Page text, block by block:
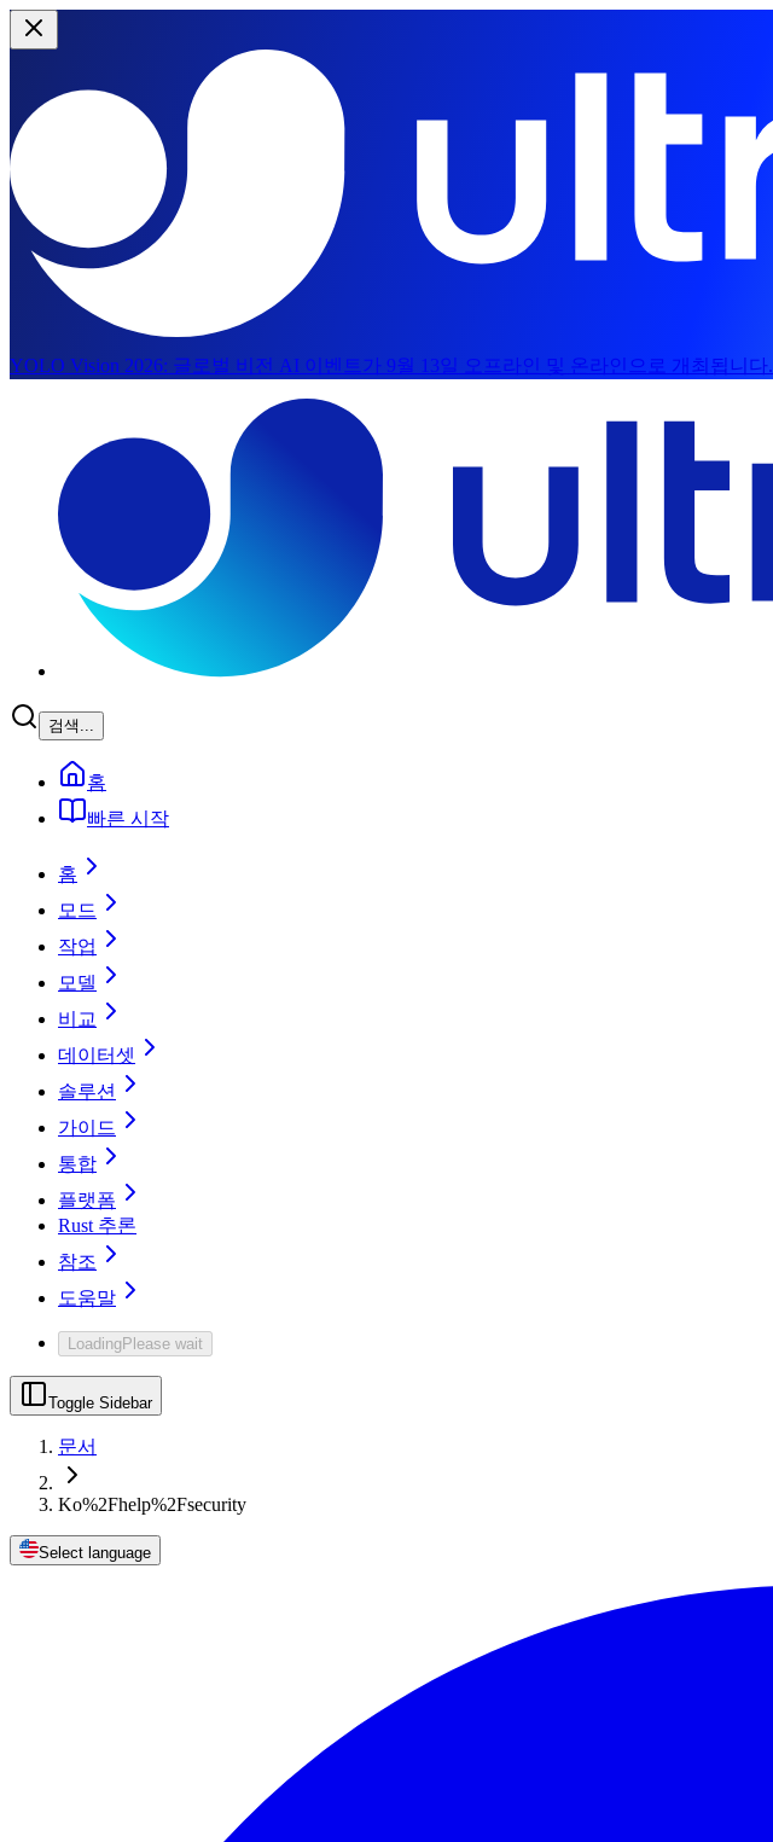
YOLO Vision 2026: 글로벌 비전 AI 이벤트가 9월 13일 오프라인 및 온라인으로 개최됩니다.
검색...
홈
빠른 시작
홈
모드
작업
모델
비교
데이터셋
솔루션
가이드
통합
플랫폼
Rust 추론
참조
도움말
LoadingPlease wait
Toggle Sidebar
문서
Ko%2Fhelp%2Fsecurity
Select language